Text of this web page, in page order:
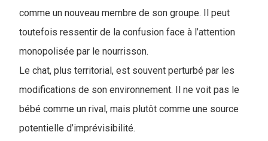
comme un nouveau membre de son groupe. Il peut
toutefois ressentir de la confusion face à l’attention
monopolisée par le nourrisson.
Le chat, plus territorial, est souvent perturbé par les
modifications de son environnement. Il ne voit pas le
bébé comme un rival, mais plutôt comme une source
potentielle d’imprévisibilité.